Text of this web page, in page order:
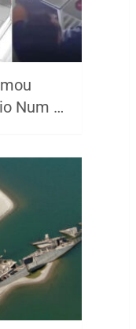
Num …